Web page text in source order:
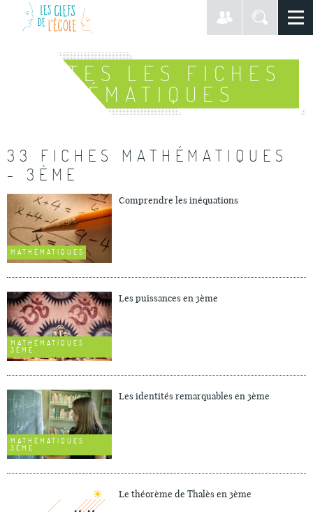
TOUTES LES FICHES
MATHÉMATIQUES
33 FICHES MATHÉMATIQUES
- 3ÈME
MATHÉMATIQUES
Comprendre les inéquations
MATHÉMATIQUES
3ÈME
Les puissances en 3ème
MATHÉMATIQUES
3ÈME
Les identités remarquables en 3ème
Le théorème de Thalès en 3ème